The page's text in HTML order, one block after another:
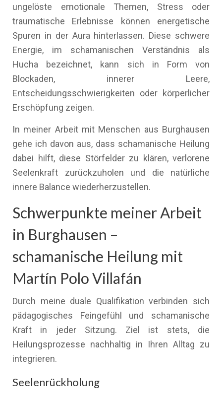
ungelöste emotionale Themen, Stress oder
traumatische Erlebnisse können energetische
Spuren in der Aura hinterlassen. Diese schwere
Energie, im schamanischen Verständnis als
Hucha bezeichnet, kann sich in Form von
Blockaden, innerer Leere,
Entscheidungsschwierigkeiten oder körperlicher
Erschöpfung zeigen.
In meiner Arbeit mit Menschen aus Burghausen
gehe ich davon aus, dass schamanische Heilung
dabei hilft, diese Störfelder zu klären, verlorene
Seelenkraft zurückzuholen und die natürliche
innere Balance wiederherzustellen.
Schwerpunkte meiner Arbeit
in Burghausen –
schamanische Heilung mit
Martín Polo Villafán
Durch meine duale Qualifikation verbinden sich
pädagogisches Feingefühl und schamanische
Kraft in jeder Sitzung. Ziel ist stets, die
Heilungsprozesse nachhaltig in Ihren Alltag zu
integrieren.
Seelenrückholung